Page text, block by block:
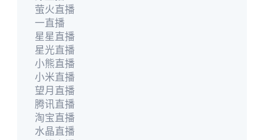
萤火直播
一直播
星星直播
星光直播
小熊直播
小米直播
望月直播
腾讯直播
淘宝直播
水晶直播